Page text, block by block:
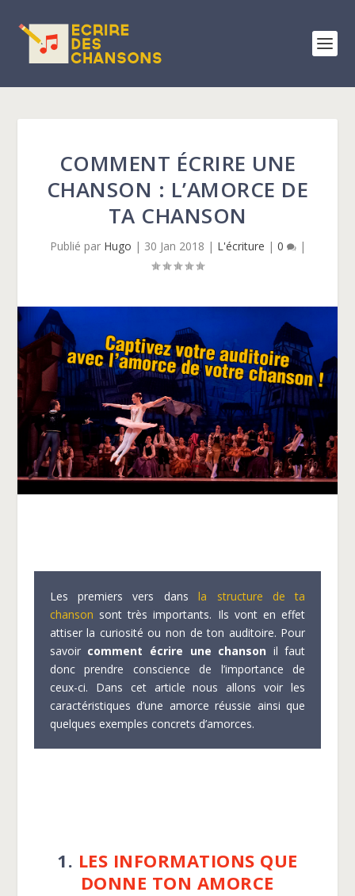
COMMENT ÉCRIRE UNE
CHANSON : L’AMORCE DE
TA CHANSON
Publié par Hugo | 30 Jan 2018 | L'écriture | 0 |
Les premiers vers dansla structure de ta
chanson sont très importants. Ils vont en effet
attiser la curiosité ou non de ton auditoire. Pour
savoir comment écrire une chanson il faut
donc prendre conscience de l’importance de
ceux-ci. Dans cet article nous allons voir les
caractéristiques d’une amorce réussie ainsi que
quelques exemples concrets d’amorces.
1. LES INFORMATIONS QUE
DONNE TON AMORCE